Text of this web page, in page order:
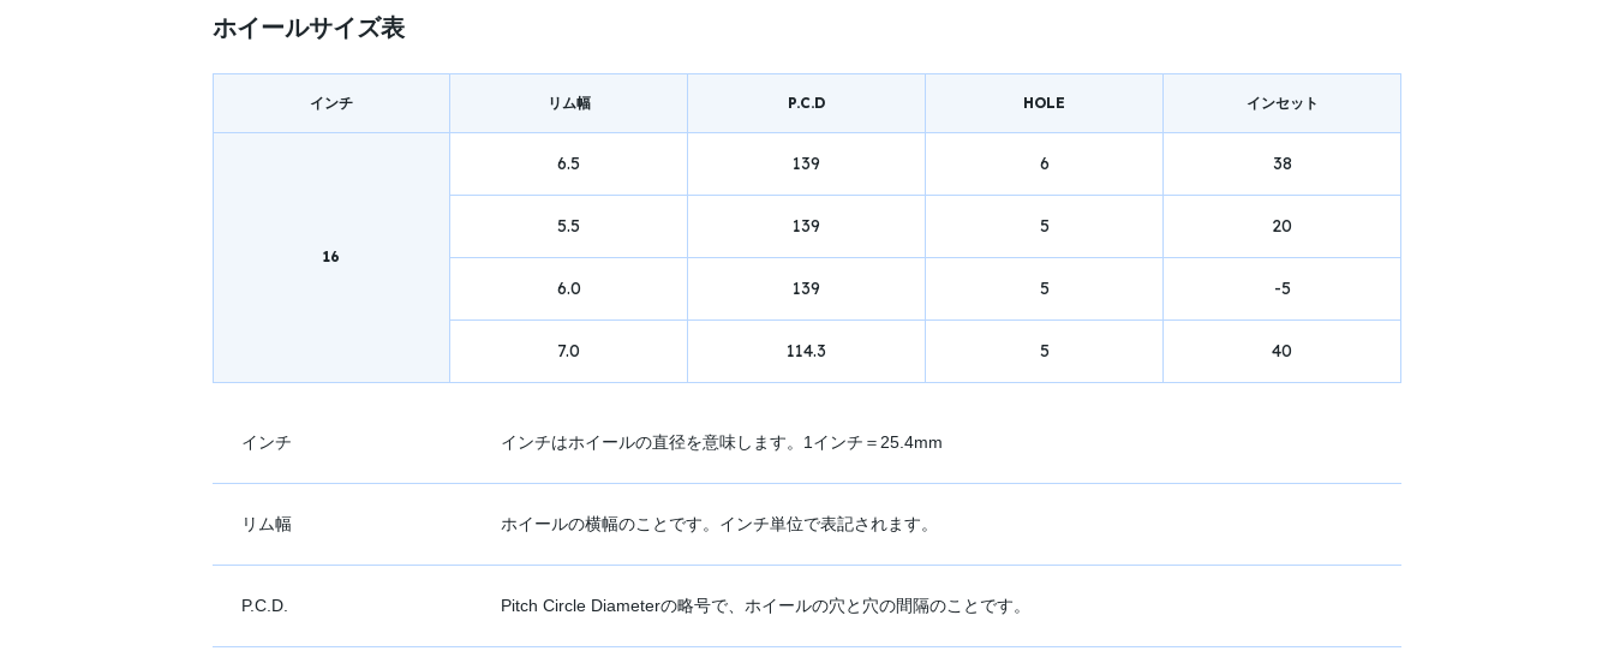
ホイールサイズ表
インチ リム幅 P.C.D HOLE インセット
16
6.5 139 6 38
5.5 139 5 20
6.0 139 5 -5
7.0 114.3 5 40
インチ インチはホイールの直径を意味します。1インチ＝25.4mm
リム幅 ホイールの横幅のことです。インチ単位で表記されます。
P.C.D. Pitch Circle Diameterの略号で、ホイールの穴と穴の間隔のことです。